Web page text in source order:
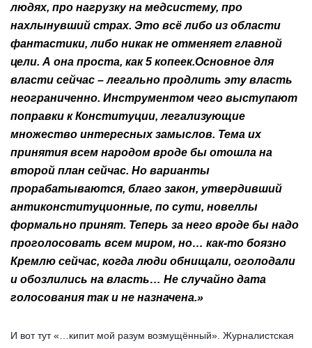
людях, про нагрузку на медсистему, про
нахлынувший страх. Это всё либо из области
фантастики, либо никак не отменяет главной
цели. А она проста, как 5 копеек.Основное для
власти сейчас – легально продлить эту власть
неограниченно. Инструментом чего выступают
поправки к Конституции, легализующие
множество интересных замыслов. Тема их
принятия всем народом вроде бы отошла на
второй план сейчас. Но варианты
прорабатываются, благо закон, утвердивший
антиконституционные, по сути, новеллы
формально принят. Теперь за него вроде бы надо
проголосовать всем миром, но… как-то боязно
Кремлю сейчас, когда люди обнищали, оголодали
и обозлились на власть… Не случайно дата
голосования так и не назначена.»
И вот тут «…кипит мой разум возмущённый». Журналистская